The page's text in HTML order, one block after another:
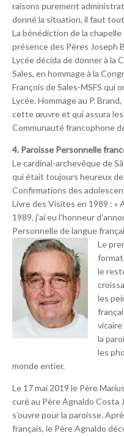
raisons purement
donné la situation, il faut
La bénédiction de la
présence des Pères Joseph
Lycée décida de donner à la
Sales, en hommage à la
François de Sales-MSFS qui
Lycée. Hommage au P.
cette œuvre et qui assura les
Communauté francophone
4. Paroisse Personnelle
Le cardinal-archevêque de
qui était toujours heureux
Confirmations des
Livre des Visites en 1989 : «
1989, j’ai eu l’honneur
Personnelle de langue
Le
format
le
les
vicaire
la
les
monde entier.
Le 17 mai 2019 le Père
curé au Père Agnaldo Costa
s’ouvre pour la paroisse.
français, le Père Agnaldo